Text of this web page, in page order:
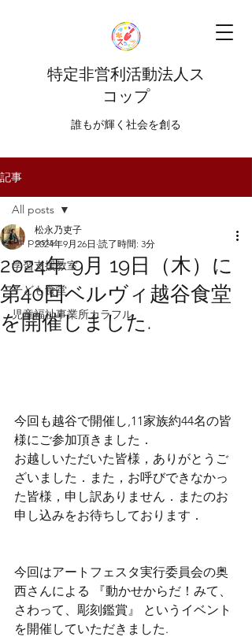
特定非営利活動法人ス
コップ
​​誰もが輝く社会を創る
記事
All posts
学習支援教室
子ども食堂
児童福祉事業所カラフル
All posts
2024年 9月 19日（木）に
第40回ベルヴィ越谷食堂
を開催しました.
松永乃吏子
2024年9月26日 読了時間: 3分
今回も越谷で開催し,11家族約44名の皆
様にご参加頂きました．
お越しいただいた皆様，ありがとうご
ざいました．また，お呼びできなかっ
た皆様，申し訳ありません．またのお
申し込みをお待ちしております．
今回はアートフェスタ実行委員会の奥
西さんによる 『動かせからだ！みて、
さわって、彫刻鑑賞』 というイベント
を開催していただきました.